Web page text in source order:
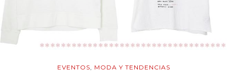
EVENTOS, MODA Y TENDENCIAS